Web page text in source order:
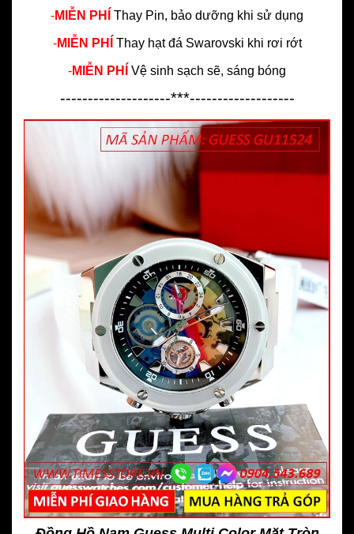
-MIỄN PHÍ Thay Pin, bảo dưỡng khi sử dụng
-MIỄN PHÍ Thay hạt đá Swarovski khi rơi rớt
-MIỄN PHÍ Vệ sinh sạch sẽ, sáng bóng
--------------------***-------------------